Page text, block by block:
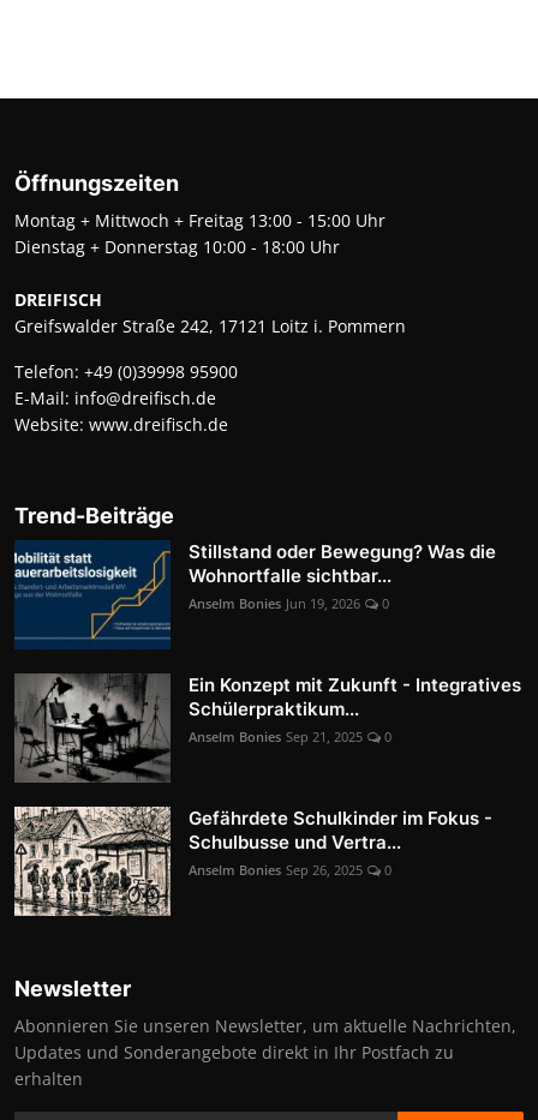
Öffnungszeiten
Montag + Mittwoch + Freitag 13:00 - 15:00 Uhr
Dienstag + Donnerstag 10:00 - 18:00 Uhr
DREIFISCH
Greifswalder Straße 242, 17121 Loitz i. Pommern
Telefon: +49 (0)39998 95900
E-Mail: info@dreifisch.de
Website: www.dreifisch.de
Trend-Beiträge
Stillstand oder Bewegung? Was die
Wohnortfalle sichtbar...
Anselm Bonies Jun 19, 2026 0
Ein Konzept mit Zukunft - Integratives
Schülerpraktikum...
Anselm Bonies Sep 21, 2025 0
Gefährdete Schulkinder im Fokus -
Schulbusse und Vertra...
Anselm Bonies Sep 26, 2025 0
Newsletter
Abonnieren Sie unseren Newsletter, um aktuelle Nachrichten,
Updates und Sonderangebote direkt in Ihr Postfach zu
erhalten